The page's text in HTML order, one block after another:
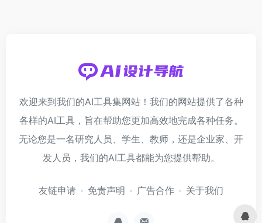
欢迎来到我们的AI工具集网站！我们的网站提供了各种
各样的AI工具，旨在帮助您更加高效地完成各种任务。
无论您是一名研究人员、学生、教师，还是企业家、开
发人员，我们的AI工具都能为您提供帮助。
友链申请 免责声明 广告合作 关于我们